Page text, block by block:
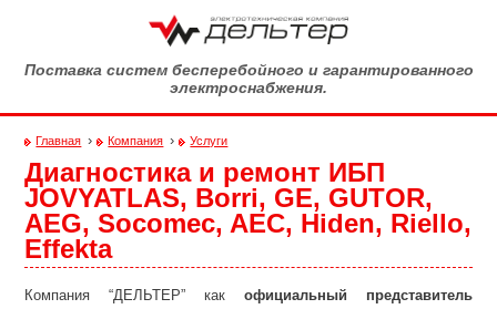
Поставка систем бесперебойного и гарантированного
электроснабжения.
Вы здесь
Главная › Компания › Услуги
Диагностика и ремонт ИБП
JOVYATLAS, Borri, GE, GUTOR,
AEG, Socomec, AEC, Hiden, Riello,
Effekta
Компания “ДЕЛЬТЕР” как официальный представитель